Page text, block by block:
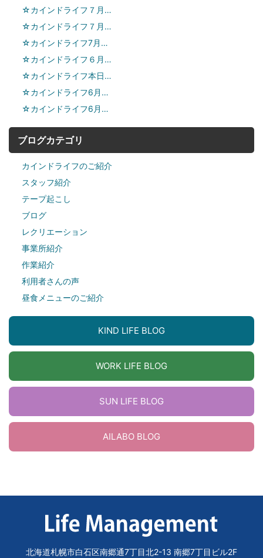
☆カインドライフ７月…
☆カインドライフ７月…
☆カインドライフ7月…
☆カインドライフ６月…
☆カインドライフ本日…
☆カインドライフ6月…
☆カインドライフ6月…
ブログカテゴリ
カインドライフのご紹介
スタッフ紹介
テープ起こし
ブログ
レクリエーション
事業所紹介
作業紹介
利用者さんの声
昼食メニューのご紹介
KIND LIFE BLOG
WORK LIFE BLOG
SUN LIFE BLOG
AILABO BLOG
北海道札幌市白石区南郷通7丁目北2-13 南郷7丁目ビル2F